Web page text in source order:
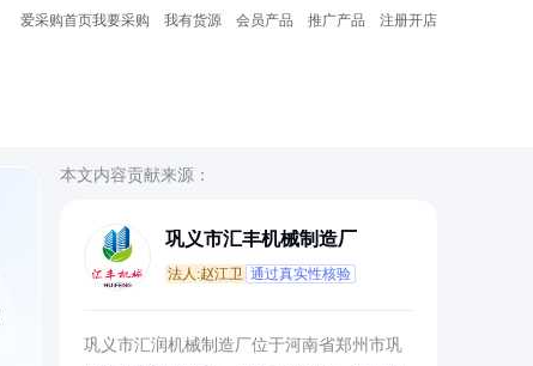
爱采购首页我要采购 我有货源 会员产品 推广产品 注册开店
本文内容贡献来源：
巩义市汇丰机械制造厂
法人:赵江卫 通过真实性核验
巩义市汇润机械制造厂位于河南省郑州市巩